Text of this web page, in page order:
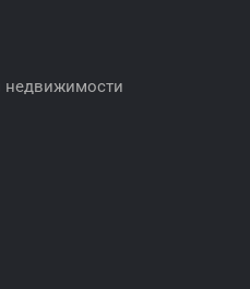
недвижимости